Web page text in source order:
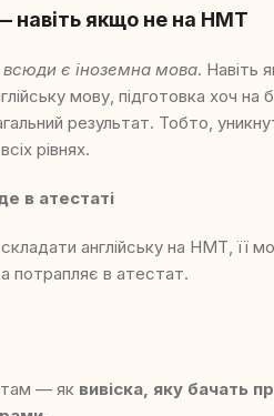
навіть якщо не на НМТ
є іноземна мова. Навіть
мову, підготовка хоч на
результат. Тобто,
рівнях.
в атестаті
англійську на НМТ, її
потрапляє в атестат.
там — як вивіска, яку бачать